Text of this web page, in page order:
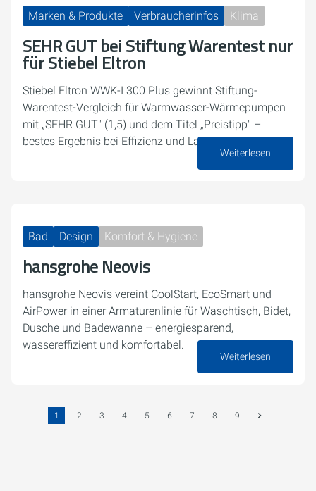
Marken & Produkte Verbraucherinfos Klima
SEHR GUT bei Stiftung Warentest nur
für Stiebel Eltron
Stiebel Eltron WWK-I 300 Plus gewinnt Stiftung-
Warentest-Vergleich für Warmwasser-Wärmepumpen
mit „SEHR GUT" (1,5) und dem Titel „Preistipp" –
bestes Ergebnis bei Effizienz und Lautstärke.
Weiterlesen
Bad Design Komfort & Hygiene
hansgrohe Neovis
hansgrohe Neovis vereint CoolStart, EcoSmart und
AirPower in einer Armaturenlinie für Waschtisch, Bidet,
Dusche und Badewanne – energiesparend,
wassereffizient und komfortabel.
Weiterlesen
1 2 3 4 5 6 7 8 9